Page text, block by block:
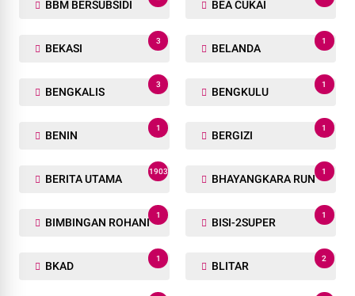
BBM BERSUBSIDI BEA CUKAI
BEKASI
3
BELANDA
1
BENGKALIS
3
BENGKULU
1
BENIN
1
BERGIZI
1
BERITA UTAMA
1903
BHAYANGKARA RUN
1
BIMBINGAN ROHANI
1
BISI-2SUPER
1
BKAD
1
BLITAR
2